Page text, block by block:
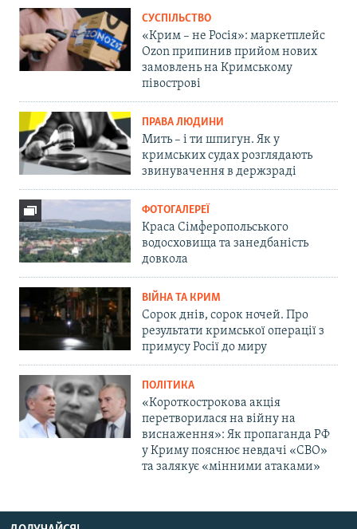
СУСПІЛЬСТВО
«Крим – не Росія»: маркетплейс
Ozon припинив прийом нових
замовлень на Кримському
півострові
ПРАВА ЛЮДИНИ
Мить – і ти шпигун. Як у
кримських судах розглядають
звинувачення в держзраді
ФОТОГАЛЕРЕЇ
Краса Сімферопольського
водосховища та занедбаність
довкола
ВІЙНА ТА КРИМ
Сорок днів, сорок ночей. Про
результати кримської операції з
примусу Росії до миру
ПОЛІТИКА
«Короткострокова акція
перетворилася на війну на
виснаження»: Як пропаганда РФ
у Криму пояснює невдачі «СВО»
та залякує «мінними атаками»